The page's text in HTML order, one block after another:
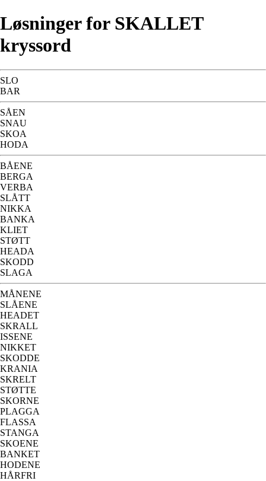
Løsninger for SKALLET
kryssord
SLO
BAR
SÅEN
SNAU
SKOA
HODA
BÅENE
BERGA
VERBA
SLÅTT
NIKKA
BANKA
KLIET
STØTT
HEADA
SKODD
SLAGA
MÅNENE
SLÅENE
HEADET
SKRALL
ISSENE
NIKKET
SKODDE
KRANIA
SKRELT
STØTTE
SKORNE
PLAGGA
FLASSA
STANGA
SKOENE
BANKET
HODENE
HÅRFRI